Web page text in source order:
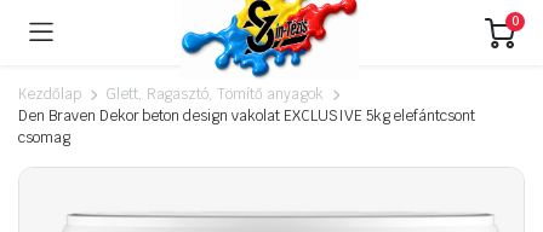
0
Kezdőlap
Glett, Ragasztó, Tömítő anyagok
Den Braven Dekor beton design vakolat EXCLUSIVE 5kg elefántcsont
csomag